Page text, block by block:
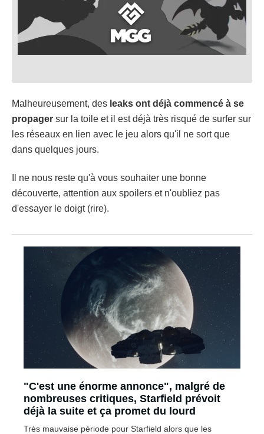
Malheureusement, des leaks ont déjà commencé à se
propager sur la toile et il est déjà très risqué de surfer sur
les réseaux en lien avec le jeu alors qu'il ne sort que
dans quelques jours.
Il ne nous reste qu'à vous souhaiter une bonne
découverte, attention aux spoilers et n'oubliez pas
d'essayer le doigt (rire).
"C'est une énorme annonce", malgré de
nombreuses critiques, Starfield prévoit
déjà la suite et ça promet du lourd
Très mauvaise période pour Starfield alors que les